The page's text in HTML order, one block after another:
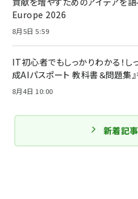
Europe 2026
8月5日 5:59
IT初心者でもしっかりわかる！し
成AIパスポート 教科書＆問題集』
8月4日 10:00
新着記